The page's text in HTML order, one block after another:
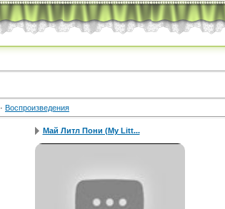
· Воспроизведения
Май Литл Пони (My Litt...